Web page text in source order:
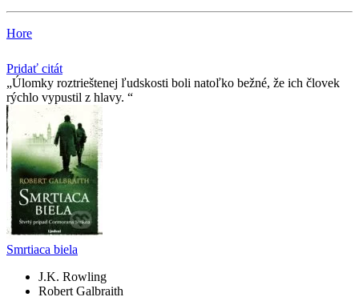
Hore
Pridať citát
Úlomky roztrieštenej ľudskosti boli natoľko bežné, že ich človek
rýchlo vypustil z hlavy.
Smrtiaca biela
J.K. Rowling
Robert Galbraith